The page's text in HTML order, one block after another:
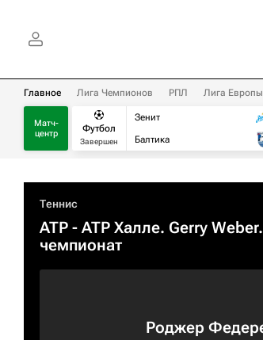
Главное Лига Чемпионов РПЛ Лига Европы
Матч-
центр
Футбол
Завершен
Зенит
Балтика
Теннис
ATP - ATP Халле. Gerry
чемпионат
Роджер